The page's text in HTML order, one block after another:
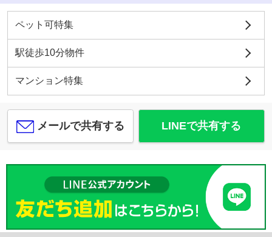
ペット可特集
駅徒歩10分物件
マンション特集
メールで共有する LINEで共有する